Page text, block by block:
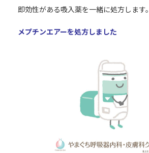
即効性がある吸入薬を一緒に処方します。
メプチンエアーを処方しました